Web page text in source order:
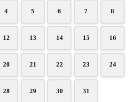
4 5 6 7 8
12 13 14 15 16
20 21 22 23 24
28 29 30 31